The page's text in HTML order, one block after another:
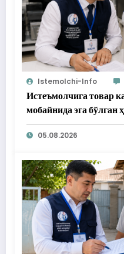
Istemolchi-Info
Истеъмолчига товар
мобайнида эга
берилди
05.08.2026